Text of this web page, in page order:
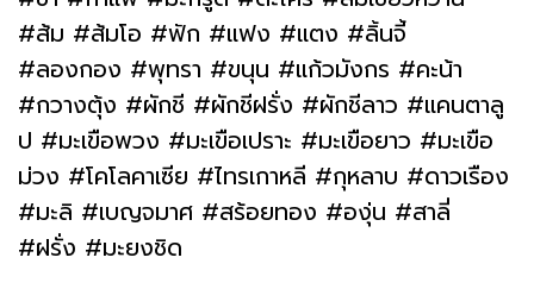
#ส้ม #ส้มโอ #ฟัก #แฟง #แตง #ลิ้นจี้
#ลองกอง #พุทรา #ขนุน #แก้วมังกร #คะน้า
#กวางตุ้ง #ผักชี #ผักชีฝรั่ง #ผักชีลาว #แคนตาลู
ป #มะเขือพวง #มะเขือเปราะ #มะเขือยาว #มะเขือ
ม่วง #โคโลคาเซีย #ไทรเกาหลี #กุหลาบ #ดาวเรือง
#มะลิ #เบญจมาศ #สร้อยทอง #องุ่น #สาลี่
#ฝรั่ง #มะยงชิด